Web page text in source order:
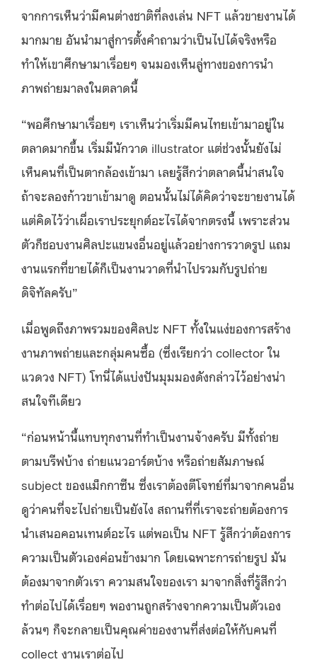
จากการเห็นว่ามีคนต่างชาติที่ลงเล่น NFT แล้วขายงานได้
มากมาย อันนำมาสู่การตั้งคำถามว่าเป็นไปได้จริงหรือ
ทำให้เขาศึกษามาเรื่อยๆ จนมองเห็นลู่ทางของการนำ
ภาพถ่ายมาลงในตลาดนี้
“พอศึกษามาเรื่อยๆ เราเห็นว่าเริ่มมีคนไทยเข้ามาอยู่ใน
ตลาดมากขึ้น เริ่มมีนักวาด illustrator แต่ช่วงนั้นยังไม่
เห็นคนที่เป็นตากล้องเข้ามา เลยรู้สึกว่าตลาดนี้น่าสนใจ
ถ้าจะลองก้าวขาเข้ามาดู ตอนนั้นไม่ได้คิดว่าจะขายงานได้
แต่คิดไว้ว่าเผื่อเราประยุกต์อะไรได้จากตรงนี้ เพราะส่วน
ตัวก็ชอบงานศิลปะแขนงอื่นอยู่แล้วอย่างการวาดรูป แถม
งานแรกที่ขายได้ก็เป็นงานวาดที่นำไปรวมกับรูปถ่าย
ดิจิทัลครับ”
เมื่อพูดถึงภาพรวมของศิลปะ NFT ทั้งในแง่ของการสร้าง
งานภาพถ่ายและกลุ่มคนซื้อ (ซึ่งเรียกว่า collector ใน
แวดวง NFT) โทนี่ได้แบ่งปันมุมมองดังกล่าวไว้อย่างน่า
สนใจทีเดียว
“ก่อนหน้านี้แทบทุกงานที่ทำเป็นงานจ้างครับ มีทั้งถ่าย
ตามบรีฟบ้าง ถ่ายแนวอาร์ตบ้าง หรือถ่ายสัมภาษณ์
subject ของแม็กกาซีน ซึ่งเราต้องตีโจทย์ที่มาจากคนอื่น
ดูว่าคนที่จะไปถ่ายเป็นยังไง สถานที่ที่เราจะถ่ายต้องการ
นำเสนอคอนเทนต์อะไร แต่พอเป็น NFT รู้สึกว่าต้องการ
ความเป็นตัวเองค่อนข้างมาก โดยเฉพาะการถ่ายรูป มัน
ต้องมาจากตัวเรา ความสนใจของเรา มาจากสิ่งที่รู้สึกว่า
ทำต่อไปได้เรื่อยๆ พองานถูกสร้างจากความเป็นตัวเอง
ล้วนๆ ก็จะกลายเป็นคุณค่าของงานที่ส่งต่อให้กับคนที่
collect งานเราต่อไป